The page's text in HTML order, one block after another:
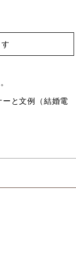
と文例（結婚電